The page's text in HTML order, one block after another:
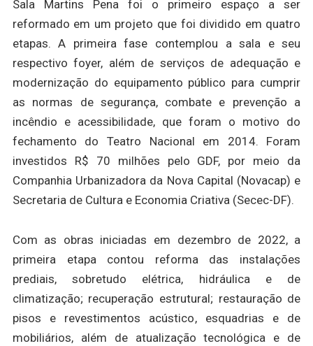
Sala Martins Pena foi o primeiro espaço a ser
reformado em um projeto que foi dividido em quatro
etapas. A primeira fase contemplou a sala e seu
respectivo foyer, além de serviços de adequação e
modernização do equipamento público para cumprir
as normas de segurança, combate e prevenção a
incêndio e acessibilidade, que foram o motivo do
fechamento do Teatro Nacional em 2014. Foram
investidos R$ 70 milhões pelo GDF, por meio da
Companhia Urbanizadora da Nova Capital (Novacap) e
Secretaria de Cultura e Economia Criativa (Secec-DF).
Com as obras iniciadas em dezembro de 2022, a
primeira etapa contou reforma das instalações
prediais, sobretudo elétrica, hidráulica e de
climatização; recuperação estrutural; restauração de
pisos e revestimentos acústico, esquadrias e de
mobiliários, além de atualização tecnológica e de